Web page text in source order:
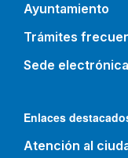
Ayuntamiento
Trámites
Sede electrónica
Enlaces
Atención al